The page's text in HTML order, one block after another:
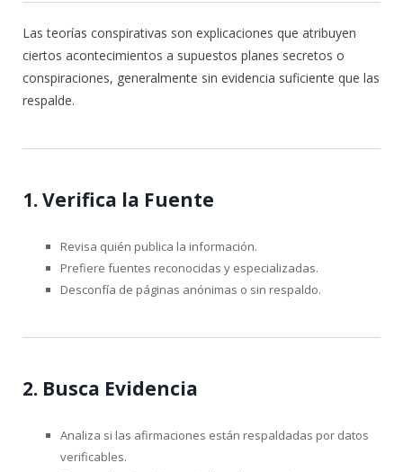
Las teorías conspirativas son explicaciones que atribuyen
ciertos acontecimientos a supuestos planes secretos o
conspiraciones, generalmente sin evidencia suficiente que las
respalde.
1. Verifica la Fuente
Revisa quién publica la información.
Prefiere fuentes reconocidas y especializadas.
Desconfía de páginas anónimas o sin respaldo.
2. Busca Evidencia
Analiza si las afirmaciones están respaldadas por datos
verificables.